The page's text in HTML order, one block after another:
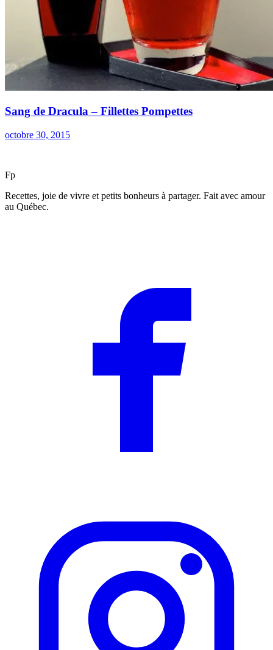
Sang de Dracula – Fillettes Pompettes
octobre 30, 2015
Fp
Recettes, joie de vivre et petits bonheurs à partager. Fait avec amour
au Québec.